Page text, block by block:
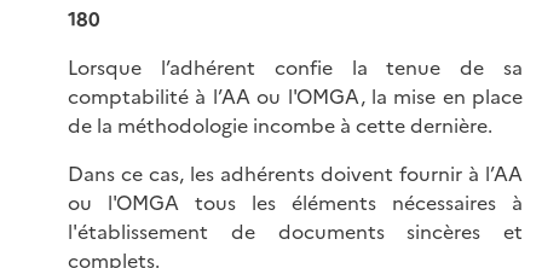
180
Lorsque l’adhérent confie la tenue de sa
comptabilité à l’AA ou l'OMGA, la mise en place
de la méthodologie incombe à cette dernière.
Dans ce cas, les adhérents doivent fournir à l’AA
ou l'OMGA tous les éléments nécessaires à
l'établissement de documents sincères et
complets.